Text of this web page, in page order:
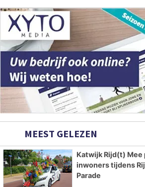
MEEST GELEZEN
Katwijk Rijd(t)
inwoners tijdens
Parade